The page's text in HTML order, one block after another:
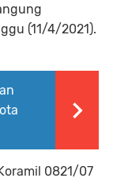
(11/4/2021).
0821/07